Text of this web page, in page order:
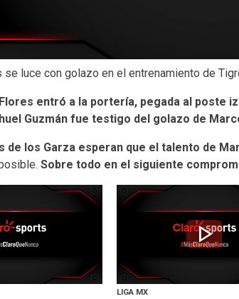
se luce con golazo en el entrenamiento de
entró a la portería, pegada al poste
Guzmán fue testigo del golazo de
de los Garza esperan que el talento de
Sobre todo en el siguiente
play_arrow
LIGA MX